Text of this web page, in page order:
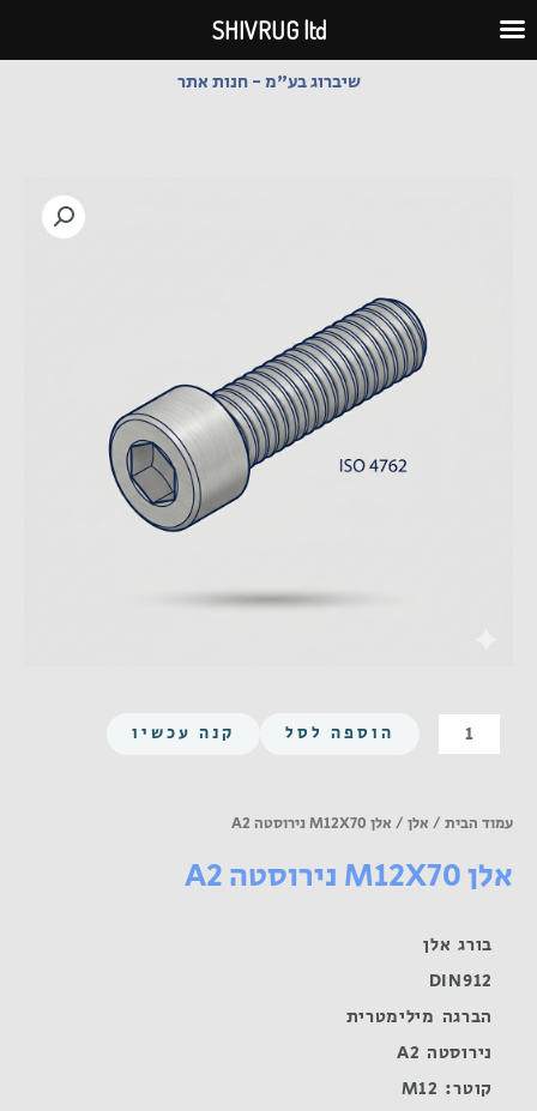
לתוכן
שיברוג בע"מ - חנות אתר
כמות
של
M12X70
A2
הוספה לסל קנה עכשיו
עמוד הבית / אלן / אלן M12X70 נירוסטה A2
אלן M12X70 נירוסטה A2
בורג אלן
DIN912
הברגה מילימטרית
נירוסטה A2
קוטר: M12
SHIVRUG ltd